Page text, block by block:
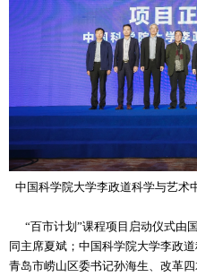
中国科学院大学李政道科学与艺术
“百市计划”课程项目启动仪式由
同主席夏斌；中国科学院大学李政
青岛市崂山区委书记孙海生、改革